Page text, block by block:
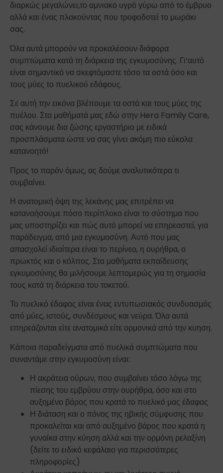
διαρκώς μεγαλώνει,το αμνιακο υγρό γύρω από το έμβρυο
αλλά και ένας πλακούντας που τροφοδοτεί το μωράκι
σας.
Όλα αυτά μπορούν να προκαλέσουν διάφορα
συμπτώματα κατά τη διάρκεια της εγκυμοσύνης. Γι’αυτό
είναι σημαντικό να σκεφτόμαστε τόσο τα οστά όσο και
τους μύες το πυελικού εδάφους.
Σε αυτή την εικόνα βλέπουμε τα οστά και τους μύες της
πυέλου. Στα μαθήματά μας εδώ στην Hera Family Care,
σας κάνουμε δια ζώσης εργαστήριο με ειδικά
προσπλάσματα ώστε να σας γίνει ακόμη πιο εύκολα
κατανοητό!
Προς το παρόν όμως, ας δούμε αναλυτικότερα τι
συμβαίνει.
Η ανατομική όψη της λεκάνης μας επιτρέπει να
κατανοήσουμε πόσο περίπλοκο είναι το σύστημα που
μας υποστηρίζει και πώς αυτό μπορεί να επηρεαστεί, για
παράδειγμα, από μια εγκυμοσύνη. Αυτό που μας
απασχολεί ιδιαίτερα είναι το περίνεο, η ουρήθρα, ο
πρωκτός και ο κόλπος. Στα μαθήματα εκπαίδευσης
εγκυμοσύνης θα μιλήσουμε λεπτομερώς για τη σημασία
τους κατά τη διάρκεια του τοκετού.
Το πυελικό έδαφος είναι ένας εντυπωσιακός συνδυασμός
από μύες, ιστούς, συνδέσμους και νεύρα. Όλα αυτά
επηρεάζονται είτε ανατομικά είτε ορμονικά από την κυηση.
Κάποια παραδείγματα από πυελικά συμπτώματα που
συναντάμε στην εγκυμοσύνη είναι:
Η ακράτεια ούρων, που συμβαίνει τόσο λόγω της
πίεσης του εμβρύου στην ουρήθρα, όσο και στο
αυξημένο βάρος που κρατά το πυελικό μας έδαφος
Η διάταση και ο πόνος της ηβικής σύμφυσης που
προκαλείται και από αυξημένο βάρος που κρατά η
γυναίκα στην κύηση αλλά και την ορμόνη ρελαξίνη
(δείτε το ειδικό κεφάλαιο για περισσότερες
πληροφορίες)